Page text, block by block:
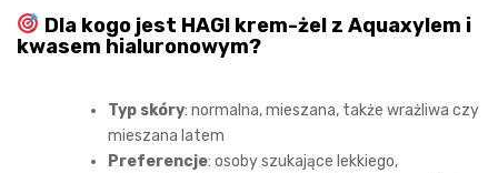
Dla kogo jest HAGI krem-żel z Aquaxylem i
kwasem hialuronowym?
Typ skóry: normalna, mieszana, także wrażliwa czy
mieszana latem
Preferencje: osoby szukające lekkiego,